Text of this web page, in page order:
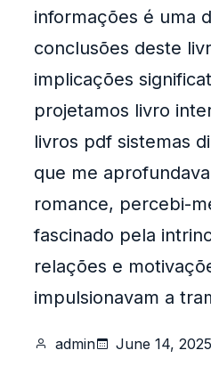
informações é uma
conclusões deste
implicações
projetamos livro
livros pdf sistemas
que me
romance, percebi-
fascinado pela
relações e
impulsionavam a
admin June 14, 2025